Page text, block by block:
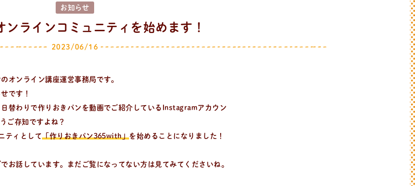
お知らせ
ンラインコミュニティを始めます！
2023/06/16
オンライン講座運営事務局です。
です！
替わりで作りおきパンを動画でご紹介しているInstagramアカウン
ご存知ですよね？
ティとして「作りおきパン365with」を始めることになりました！
お話しています。まだご覧になってない方は見てみてくださいね。